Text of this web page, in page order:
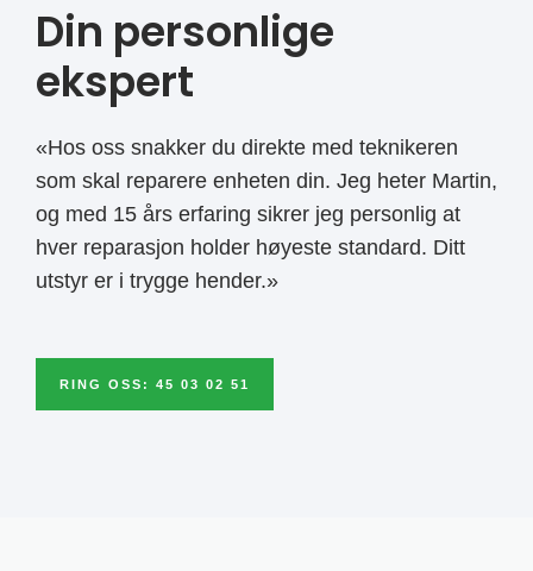
Din personlige
ekspert
«Hos oss snakker du direkte med teknikeren
som skal reparere enheten din. Jeg heter Martin,
og med 15 års erfaring sikrer jeg personlig at
hver reparasjon holder høyeste standard. Ditt
utstyr er i trygge hender.»
RING OSS: 45 03 02 51